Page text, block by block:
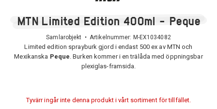
MTN Limited Edition 400ml - Peque
Samlarobjekt • Artikelnummer: M-EX1034082
Limited edition sprayburk gjord i endast 500 ex av MTN och
Mexikanska Peque. Burken kommer i en trälåda med öppningsbar
plexiglas-framsida.
Tyvärr ingår inte denna produkt i vårt sortiment för tillfället.